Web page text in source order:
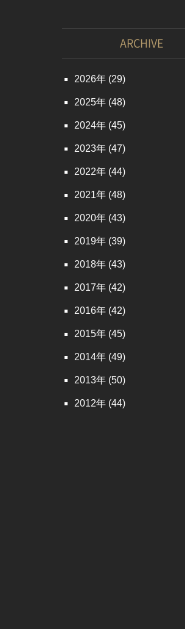
ARCHIVE
2026 (29)
2025 (48)
2024 (45)
2023 (47)
2022 (44)
2021 (48)
2020 (43)
2019 (39)
2018 (43)
2017 (42)
2016 (42)
2015 (45)
2014 (49)
2013 (50)
2012 (44)